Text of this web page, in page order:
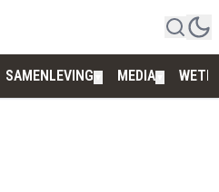
SAMENLEVING MEDIA